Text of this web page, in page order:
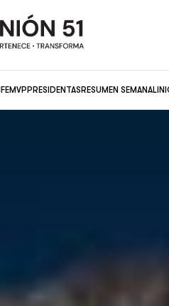
MVPPRESIDENTASRESUMEN SEMANAL